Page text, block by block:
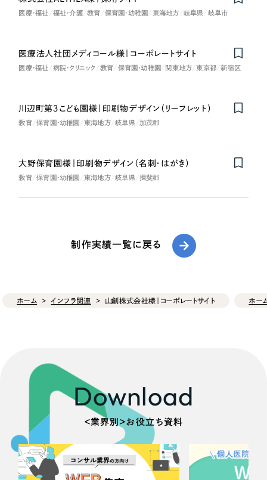
医療・福祉 福祉・介護 教育 保育園・幼稚園 東海地方 岐阜県 岐阜市
Nominee
医療法人社団メディコール様｜コーポレートサイト
医療・福祉 病院・クリニック 教育 保育園・幼稚園 関東地方 東京都 新宿区
川辺町第３こども園様｜印刷物デザイン（リーフレット）
教育 保育園・幼稚園 東海地方 岐阜県 加茂郡
大野保育園様｜印刷物デザイン（名刺・はがき）
教育 保育園・幼稚園 東海地方 岐阜県 揖斐郡
制作実績一覧に戻る
ホーム インフラ関連 山創株式会社様｜コーポレートサイト ホー
Download
＜業界別＞お役立ち資料